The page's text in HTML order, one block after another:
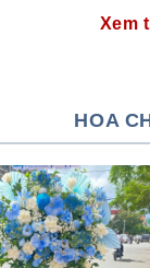
Xem
HOA